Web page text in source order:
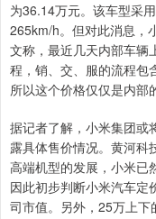
为36.14万元。该车型采
265km/h。但对此消息，
文称，最近几天内部车辆
程，销、交、服的流程包
所以这个价格仅仅是内部
据记者了解，小米集团或
露具体售价情况。黄河科
高端机型的发展，小米已
因此初步判断小米汽车定
司市值。另外，25万上